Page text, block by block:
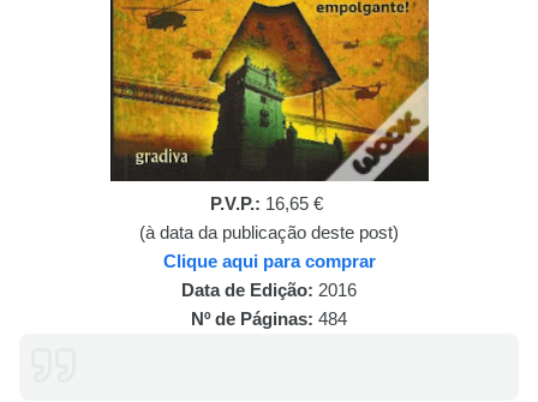
P.V.P.: 16,65 €
(à data da publicação deste post)
Clique aqui para comprar
Data de Edição: 2016
Nº de Páginas: 484